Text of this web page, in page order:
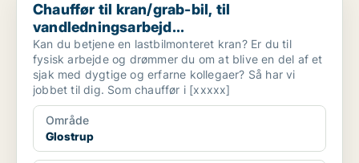
Chauffør til kran/grab-bil, til
vandledningsarbejd...
Kan du betjene en lastbilmonteret kran? Er du til
fysisk arbejde og drømmer du om at blive en del af et
sjak med dygtige og erfarne kollegaer? Så har vi
jobbet til dig. Som chauffør i [xxxxx]
Område
Glostrup